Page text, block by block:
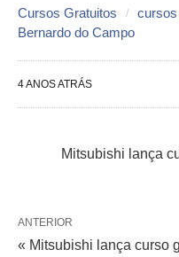
Cursos Gratuitos cursos
Bernardo do Campo
4 ANOS ATRÁS
Mitsubishi lança
ANTERIOR
« Mitsubishi lança curso